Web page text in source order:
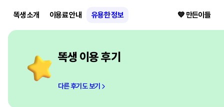
똑생 소개 이용료 안내 유용한 정보 💙 만든이들
똑생 이용 후기
다른 후기도 보기